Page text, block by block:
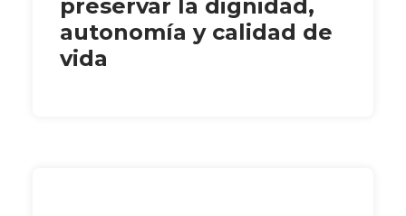
preservar la dignidad,
autonomía y calidad de
vida